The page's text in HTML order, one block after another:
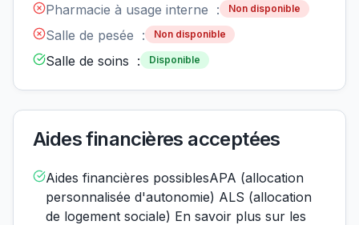
Pharmacie à usage interne : Non disponible
Salle de pesée : Non disponible
Salle de soins : Disponible
Aides financières acceptées
Aides financières possiblesAPA (allocation
personnalisée d'autonomie) ALS (allocation
de logement sociale) En savoir plus sur les